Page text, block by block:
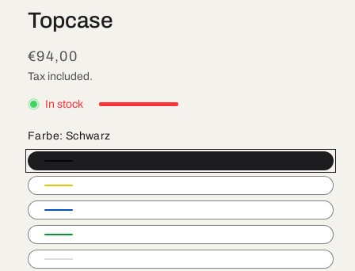
1
in
Topcase
Regular
price
€94,00
Tax included.
In stock
Farbe: Schwarz